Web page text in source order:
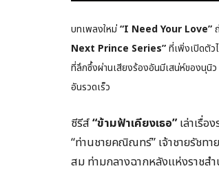
บทเพลงใหม่“I Need Your Love”
Next Prince Series”ที่เพิ่งเปิดตัว
ที่ลึกซึ้งผ่านเสียงร้องอันมีเสน่ห์ของนุ
อันรวดเร็ว
ซีรีส์“ข้ามฟ้าเคียงเธอ” เล่าเรื่
“ท่านชายคณิณทร์” เจ้าชายรัชท
สม ท่ามกลางฉากหลังแห่งราชส